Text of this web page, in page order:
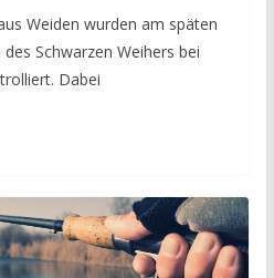
Weiden wurden am späten
Schwarzen Weihers bei
Dabei